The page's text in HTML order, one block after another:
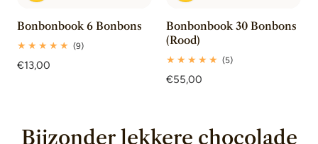
Bonbonbook 6 Bonbons
(9)9
Normale
€13,00
Bonbonbook 30 Bonbons
(Rood)
(5)5
Normale
€55,00
Bijzonder lekkere chocolade